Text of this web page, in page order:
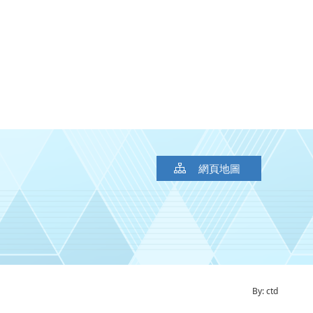
網頁地圖
By: ctd